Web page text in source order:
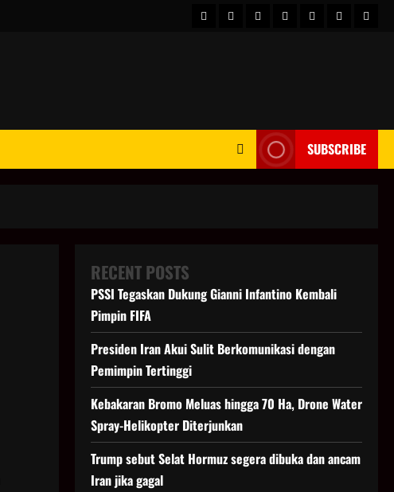
HOMEBeritahot
BusinessKesehatan
Sport
SUBSCRIBE
RECENT POSTS
PSSI Tegaskan Dukung Gianni Infantino Kembali
Pimpin FIFA
Presiden Iran Akui Sulit Berkomunikasi dengan
Pemimpin Tertinggi
Kebakaran Bromo Meluas hingga 70 Ha, Drone Water
Spray-Helikopter Diterjunkan
Trump sebut Selat Hormuz segera dibuka dan ancam
Iran jika gagal